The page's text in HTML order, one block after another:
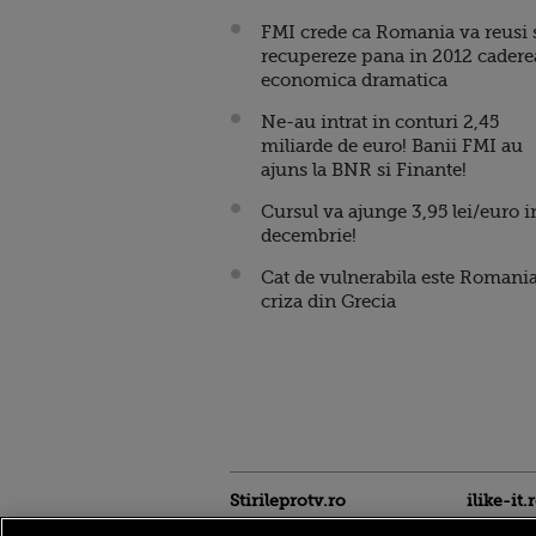
FMI crede ca Romania va reusi
recupereze pana in 2012
economica dramatica
Ne-au intrat in conturi 2,45
miliarde de euro! Banii FMI au
ajuns la BNR si Finante!
Cursul va ajunge 3,95 lei/euro
decembrie!
Cat de vulnerabila este
criza din Grecia
Stirileprotv.ro ilike-